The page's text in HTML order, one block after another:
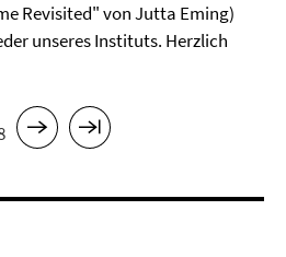
Revisited" von Jutta Eming)
unseres Instituts. Herzlich